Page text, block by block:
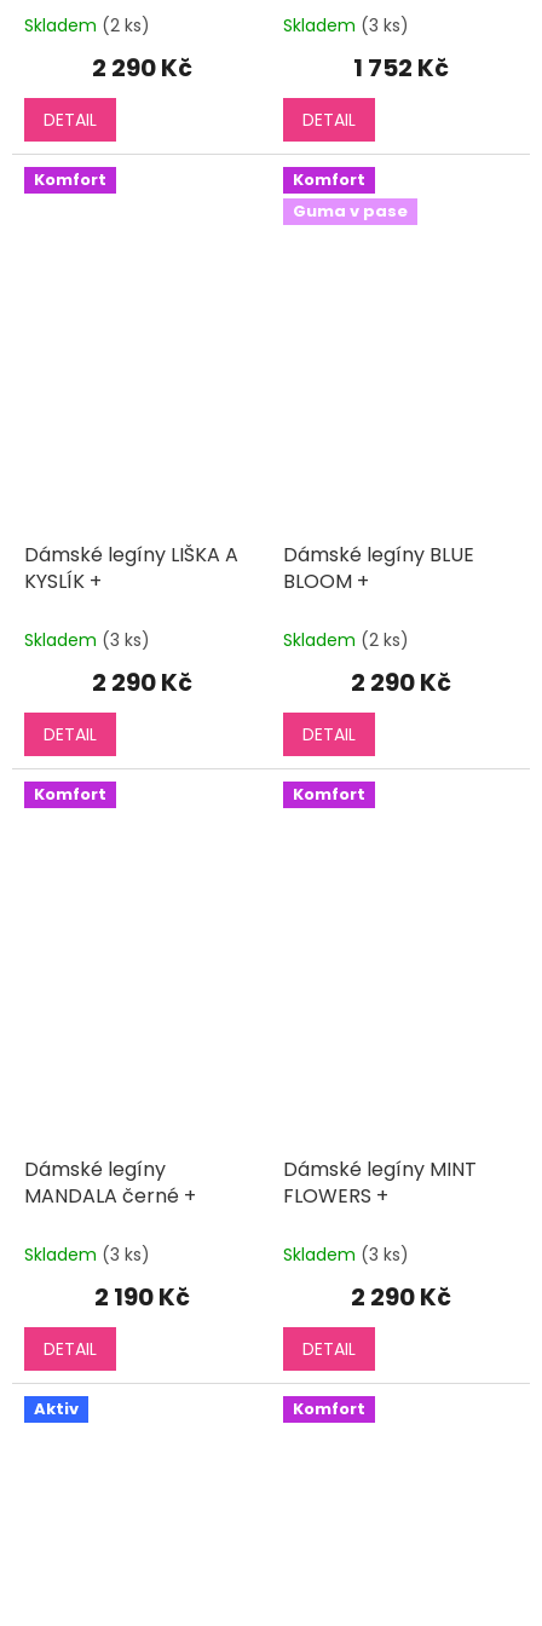
Skladem (2 ks)
2 290 Kč
DETAIL
Skladem (3 ks)
1 752 Kč
DETAIL
Komfort
Dámské legíny LIŠKA A
KYSLÍK +
Skladem (3 ks)
2 290 Kč
DETAIL
Komfort
Guma v pase
Dámské legíny BLUE
BLOOM +
Skladem (2 ks)
2 290 Kč
DETAIL
Komfort
Dámské legíny
MANDALA černé +
Skladem (3 ks)
2 190 Kč
DETAIL
Komfort
Dámské legíny MINT
FLOWERS +
Skladem (3 ks)
2 290 Kč
DETAIL
Aktiv Komfort